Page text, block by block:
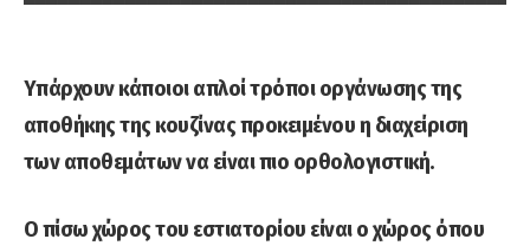
Υπάρχουν κάποιοι απλοί τρόποι οργάνωσης της
αποθήκης της κουζίνας προκειμένου η διαχείριση
των αποθεμάτων να είναι πιο ορθολογιστική.
Ο πίσω χώρος του εστιατορίου είναι ο χώρος όπου